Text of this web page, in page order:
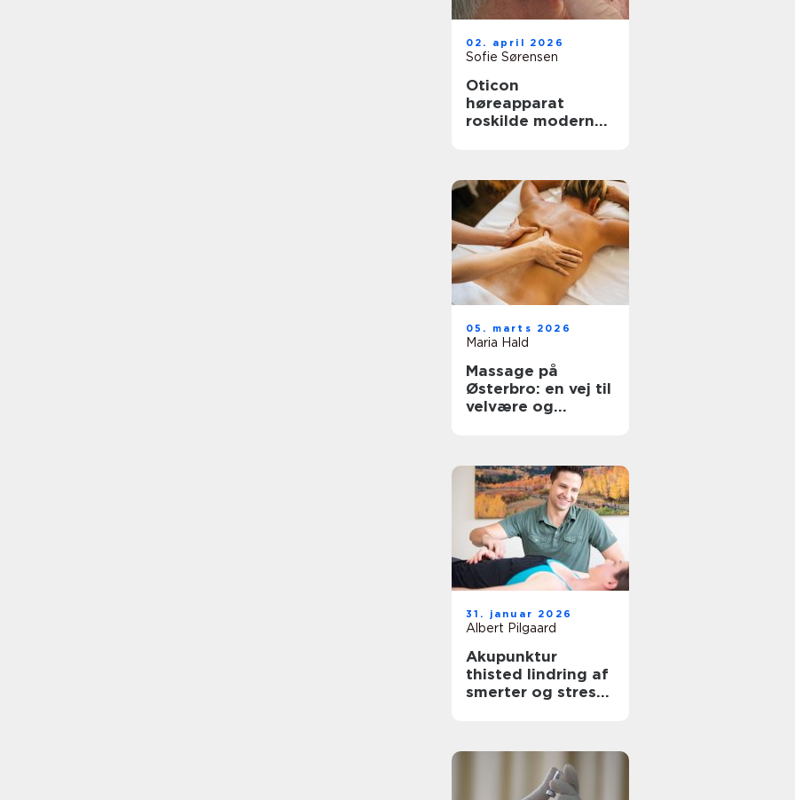
02. april 2026
Sofie Sørensen
Oticon
høreapparat
roskilde moderne
05. marts 2026
Maria Hald
Massage på
Østerbro: en vej til
velvære og
31. januar 2026
Albert Pilgaard
Akupunktur
thisted lindring af
smerter og stress